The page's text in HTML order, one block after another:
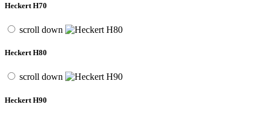
Heckert H70
scroll down
Heckert H80
scroll down
Heckert H90